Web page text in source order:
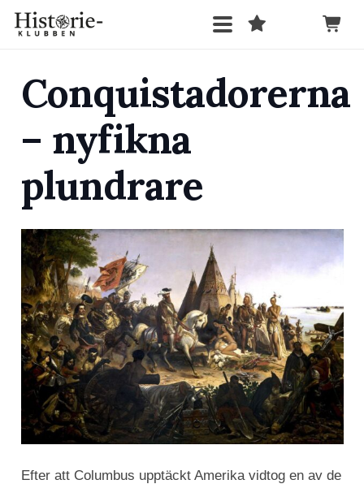
Conquistadorerna
– nyfikna
plundrare
Efter att Columbus upptäckt Amerika vidtog en av de